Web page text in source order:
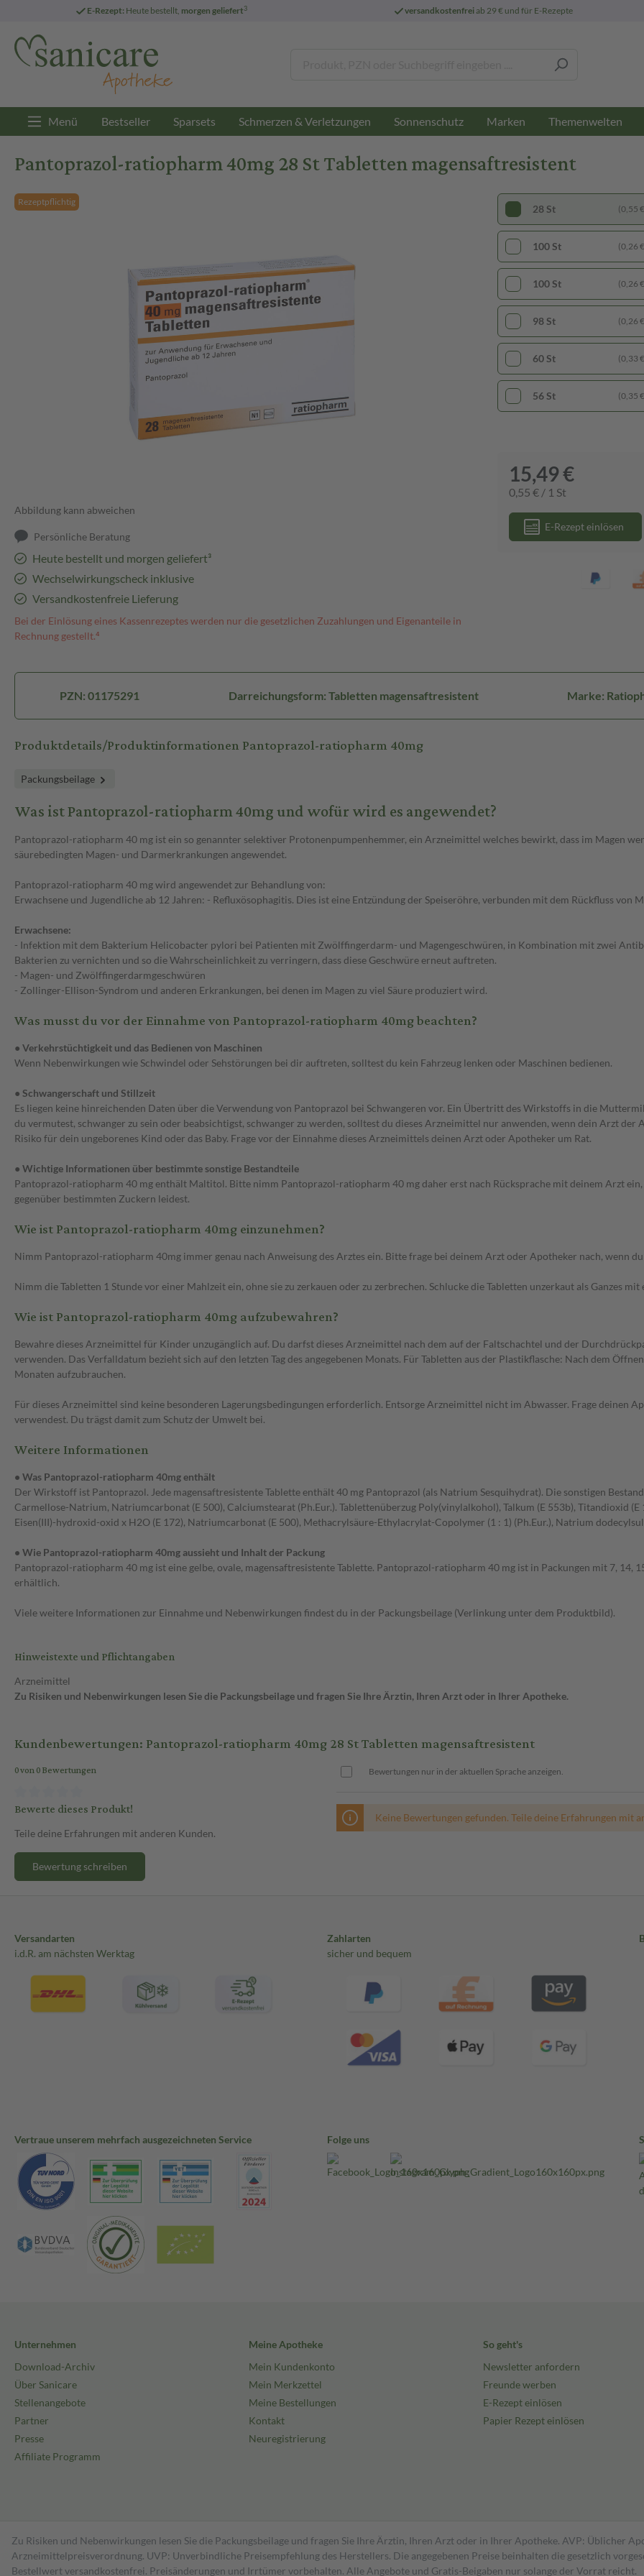
E-Rezept: Heute bestellt, morgen geliefert3 versandkostenfreiab 29 € und für E-Rezepte
Menü Bestseller Sparsets Schmerzen & Verletzungen Sonnenschutz Marken Themenwelten
Pantoprazol-ratiopharm 40mg 28 St Tabletten magensaftresistent
Rezeptpflichtig
Abbildung kann abweichen
Persönliche Beratung
Heute bestellt und morgen geliefert³
Wechselwirkungscheck inklusive
Versandkostenfreie Lieferung
Bei der Einlösung eines Kassenrezeptes werden nur die gesetzlichen Zuzahlungen und Eigenanteile in
Rechnung gestellt.⁴
100 St (0,26
100 St (0,26
98 St (0,26
60 St (0,33
56 St (0,35
28 St (0,55
15,49 €
0,55 € / 1 St
E-Rezept einlösen
PZN: 01175291 Darreichungsform: Tabletten magensaftresistent Marke:
Produktdetails/Produktinformationen Pantoprazol-ratiopharm 40mg
Packungsbeilage
Was ist Pantoprazol-ratiopharm 40mg und wofür wird es angewendet?
Pantoprazol-ratiopharm 40 mg ist ein so genannter selektiver Protonenpumpenhemmer, ein Arzneimittel welches bewirkt, dass im Magen
säurebedingten Magen- und Darmerkrankungen angewendet.
Pantoprazol-ratiopharm 40 mg wird angewendet zur Behandlung von:
Erwachsene und Jugendliche ab 12 Jahren: - Refluxösophagitis. Dies ist eine Entzündung der Speiseröhre, verbunden mit dem Rückfluss von
Erwachsene:
- Infektion mit dem Bakterium Helicobacter pylori bei Patienten mit Zwölffingerdarm- und Magengeschwüren, in Kombination mit zwei
Bakterien zu vernichten und so die Wahrscheinlichkeit zu verringern, dass diese Geschwüre erneut auftreten.
- Magen- und Zwölffingerdarmgeschwüren
- Zollinger-Ellison-Syndrom und anderen Erkrankungen, bei denen im Magen zu viel Säure produziert wird.
Was musst du vor der Einnahme von Pantoprazol-ratiopharm 40mg beachten?
● Verkehrstüchtigkeit und das Bedienen von Maschinen
Wenn Nebenwirkungen wie Schwindel oder Sehstörungen bei dir auftreten, solltest du kein Fahrzeug lenken oder Maschinen bedienen.
● Schwangerschaft und Stillzeit
Es liegen keine hinreichenden Daten über die Verwendung von Pantoprazol bei Schwangeren vor. Ein Übertritt des Wirkstoffs in die
du vermutest, schwanger zu sein oder beabsichtigst, schwanger zu werden, solltest du dieses Arzneimittel nur anwenden, wenn dein Arzt
Risiko für dein ungeborenes Kind oder das Baby. Frage vor der Einnahme dieses Arzneimittels deinen Arzt oder Apotheker um Rat.
● Wichtige Informationen über bestimmte sonstige Bestandteile
Pantoprazol-ratiopharm 40 mg enthält Maltitol. Bitte nimm Pantoprazol-ratiopharm 40 mg daher erst nach Rücksprache mit deinem Arzt
gegenüber bestimmten Zuckern leidest.
Wie ist Pantoprazol-ratiopharm 40mg einzunehmen?
Nimm Pantoprazol-ratiopharm 40mg immer genau nach Anweisung des Arztes ein. Bitte frage bei deinem Arzt oder Apotheker nach, wenn
Nimm die Tabletten 1 Stunde vor einer Mahlzeit ein, ohne sie zu zerkauen oder zu zerbrechen. Schlucke die Tabletten unzerkaut als Ganzes mit
Wie ist Pantoprazol-ratiopharm 40mg aufzubewahren?
Bewahre dieses Arzneimittel für Kinder unzugänglich auf. Du darfst dieses Arzneimittel nach dem auf der Faltschachtel und der
verwenden. Das Verfalldatum bezieht sich auf den letzten Tag des angegebenen Monats. Für Tabletten aus der Plastikflasche: Nach dem
Monaten aufzubrauchen.
Für dieses Arzneimittel sind keine besonderen Lagerungsbedingungen erforderlich. Entsorge Arzneimittel nicht im Abwasser. Frage deinen
verwendest. Du trägst damit zum Schutz der Umwelt bei.
Weitere Informationen
• Was Pantoprazol-ratiopharm 40mg enthält
Der Wirkstoff ist Pantoprazol. Jede magensaftresistente Tablette enthält 40 mg Pantoprazol (als Natrium Sesquihydrat). Die sonstigen
Carmellose-Natrium, Natriumcarbonat (E 500), Calciumstearat (Ph.Eur.). Tablettenüberzug Poly(vinylalkohol), Talkum (E 553b), Titandioxid
Eisen(III)-hydroxid-oxid x H2O (E 172), Natriumcarbonat (E 500), Methacrylsäure-Ethylacrylat-Copolymer (1 : 1) (Ph.Eur.), Natrium
• Wie Pantoprazol-ratiopharm 40mg aussieht und Inhalt der Packung
Pantoprazol-ratiopharm 40 mg ist eine gelbe, ovale, magensaftresistente Tablette. Pantoprazol-ratiopharm 40 mg ist in Packungen mit 7, 14,
erhältlich.
Viele weitere Informationen zur Einnahme und Nebenwirkungen findest du in der Packungsbeilage (Verlinkung unter dem Produktbild).
Hinweistexte und Pflichtangaben
Arzneimittel
Zu Risiken und Nebenwirkungen lesen Sie die Packungsbeilage und fragen Sie Ihre Ärztin, Ihren Arzt oder in Ihrer Apotheke.
Kundenbewertungen: Pantoprazol-ratiopharm 40mg 28 St Tabletten magensaftresistent
0 von 0 Bewertungen
Bewerte dieses Produkt!
Teile deine Erfahrungen mit anderen Kunden.
Bewertung schreiben
Bewertungen nur in der aktuellen Sprache anzeigen.
Keine Bewertungen gefunden. Teile deine Erfahrungen mit
Versandarten
i.d.R. am nächsten Werktag
Zahlarten
sicher und bequem
Vertraue unserem mehrfach ausgezeichneten Service Folge uns
Unternehmen
Download-Archiv
Über Sanicare
Stellenangebote
Partner
Presse
Affiliate Programm
Meine Apotheke
Mein Kundenkonto
Mein Merkzettel
Meine Bestellungen
Kontakt
Neuregistrierung
So geht's
Newsletter anfordern
Freunde werben
E-Rezept einlösen
Papier Rezept einlösen
Zu Risiken und Nebenwirkungen lesen Sie die Packungsbeilage und fragen Sie Ihre Ärztin, Ihren Arzt oder in Ihrer Apotheke. AVP: Üblicher
Arzneimittelpreisverordnung. UVP: Unverbindliche Preisempfehlung des Herstellers. Die angegebenen Preise beinhalten die gesetzlich
Bestell­wert versand­kosten­frei. Preisänderungen und Irrtümer vorbehalten. Alle Angebote und Gratis-Beigaben nur solange der Vorrat reicht.